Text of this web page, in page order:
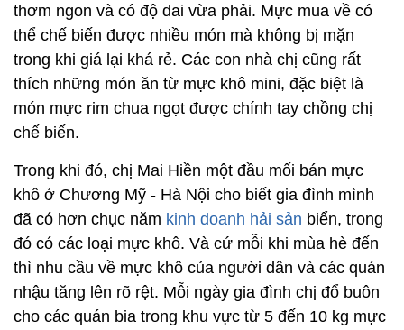
thơm ngon và có độ dai vừa phải. Mực mua về có
thể chế biến được nhiều món mà không bị mặn
trong khi giá lại khá rẻ. Các con nhà chị cũng rất
thích những món ăn từ mực khô mini, đặc biệt là
món mực rim chua ngọt được chính tay chồng chị
chế biến.
Trong khi đó, chị Mai Hiền một đầu mối bán mực
khô ở Chương Mỹ - Hà Nội cho biết gia đình mình
đã có hơn chục năm kinh doanh hải sản biển, trong
đó có các loại mực khô. Và cứ mỗi khi mùa hè đến
thì nhu cầu về mực khô của người dân và các quán
nhậu tăng lên rõ rệt. Mỗi ngày gia đình chị đổ buôn
cho các quán bia trong khu vực từ 5 đến 10 kg mực